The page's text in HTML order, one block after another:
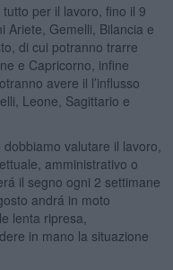
per il lavoro, fino il 9
Ariete, Gemelli, Bilancia e
di cui potranno trarre
e Capricorno, infine
avere il l’influsso
Leone, Sagittario e
valutare il lavoro,
amministrativo o
il segno ogni 2 settimane
andrá in moto
lenta ripresa,
in mano la situazione